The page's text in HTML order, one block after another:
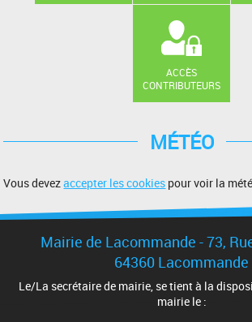
ACCÈS
CONTRIBUTEURS
MÉTÉO
Vous devezaccepter les cookies pour voir la
Mairie de Lacommande - 73,
64360 Lacommande
Le/La secrétaire de mairie, se tient à la
mairie le :